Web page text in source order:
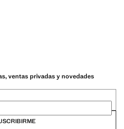
ventas privadas y novedades